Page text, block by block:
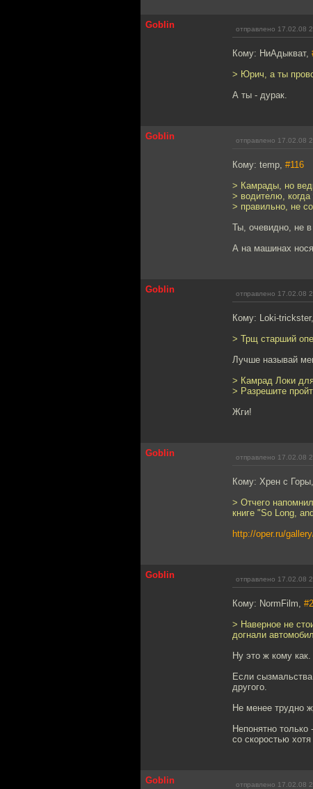
Goblin отправлено 17.02.08
Кому: НиАдыкват,
> Юрич, а ты
А ты - дурак.
Goblin отправлено 17.02.08
Кому: temp, #116
> Камрады, но
> водителю, когда
> правильно, не
Ты, очевидно, не
А на машинах
Goblin отправлено 17.02.08
Кому: Loki-trickster,
> Трщ старший
Лучше называй
> Камрад Локи
> Разрешите
Жги!
Goblin отправлено 17.02.08
Кому: Хрен с Горы,
> Отчего
книге "So Long,
http://oper.ru/
Goblin отправлено 17.02.08
Кому: NormFilm,
> Наверное не
догнали
Ну это ж кому как.
Если
другого.
Не менее трудно
Непонятно
со скоростью
Goblin отправлено 17.02.08